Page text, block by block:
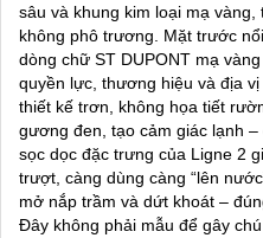
sâu và khung kim loại mạ
không phô trương. Mặt trước
dòng chữ ST DUPONT mạ
quyền lực, thương hiệu và địa
thiết kế trơn, không họa tiết
gương đen, tạo cảm giác lạnh
sọc dọc đặc trưng của Ligne 2
trượt, càng dùng càng “lên
mở nắp trầm và dứt khoát –
Đây không phải mẫu để gây